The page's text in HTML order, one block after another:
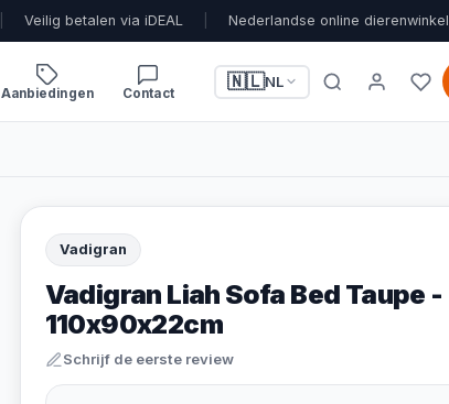
Veilig betalen via iDEAL Nederlandse online dierenwinkel
Aanbiedingen Contact
🇳🇱NL
Vadigran
Vadigran Liah Sofa Bed Taupe -
110x90x22cm
Schrijf de eerste review